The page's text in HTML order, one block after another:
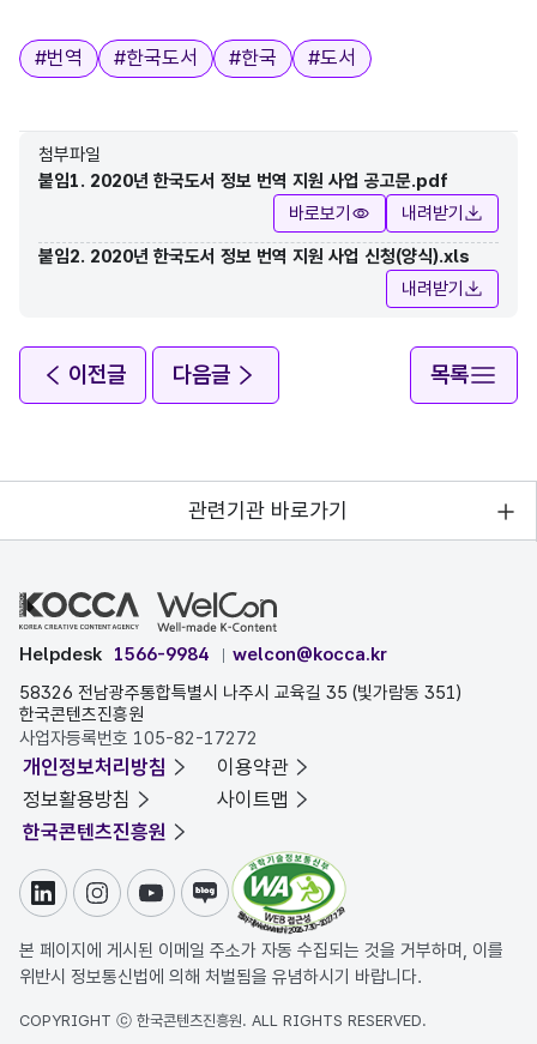
태그
#번역 #한국도서 #한국 #도서
첨부파일
붙임1. 2020년 한국도서 정보 번역 지원 사업 공고문.pdf
바로보기
내려받기
붙임2. 2020년 한국도서 정보 번역 지원 사업 신청(양식).xls
내려받기
이전글 다음글 목록
관련기관 바로가기
Helpdesk 1566-9984
welcon@kocca.kr
58326 전남광주통합특별시 나주시 교육길 35 (빛가람동 351)
한국콘텐츠진흥원
사업자등록번호 105-82-17272
개인정보처리방침
이용약관
정보활용방침
사이트맵
한국콘텐츠진흥원
링크드인인스타그램
유튜브블로그
본 페이지에 게시된 이메일 주소가 자동 수집되는 것을 거부하며, 이를
위반시 정보통신법에 의해 처벌됨을 유념하시기 바랍니다.
COPYRIGHT ⓒ 한국콘텐츠진흥원. ALL RIGHTS RESERVED.